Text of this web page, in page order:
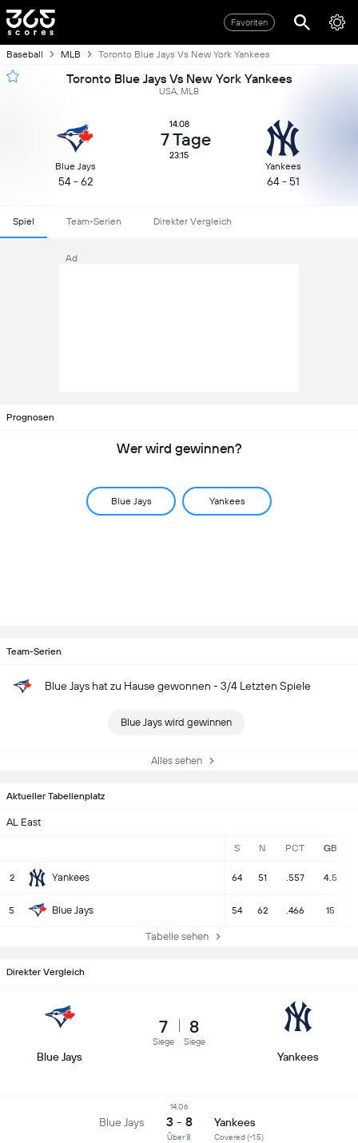
Favoriten
Baseball MLB Toronto Blue Jays Vs New York Yankees
Toronto Blue Jays Vs New York Yankees
USA, MLB
Blue Jays
54 - 62
14.08
7 Tage
23:15
Yankees
64 - 51
Spiel Team-Serien Direkter Vergleich
Ad
Prognosen
Wer wird gewinnen?
Blue Jays Yankees
Team-Serien
Blue Jays hat zu Hause gewonnen - 3/4 Letzten Spiele
Blue Jays wird gewinnen
Alles sehen
Aktueller Tabellenplatz
AL East
S N PCT GB
2 Yankees 64 51 .557 4.5
5 Blue Jays 54 62 .466 15
Tabelle sehen
Direkter Vergleich
Blue Jays
7
Siege
8
Siege
Yankees
Blue Jays
14.06
3 - 8 Yankees
Covered (-1.5)
Über 8